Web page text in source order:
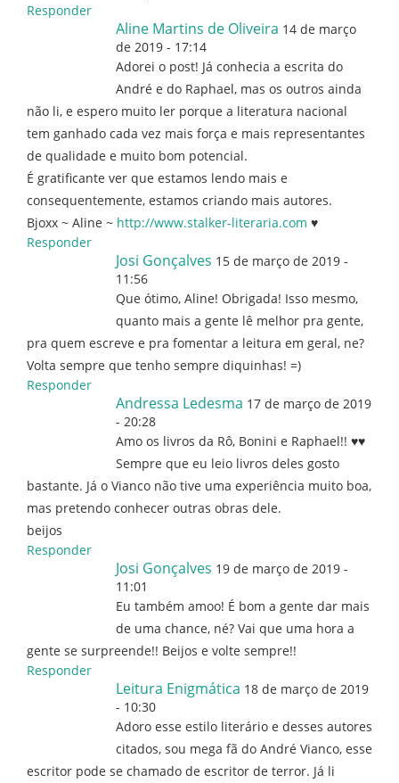
Responder
Aline Martins de Oliveira 14 de março
de 2019 - 17:14
Adorei o post! Já conhecia a escrita do
André e do Raphael, mas os outros ainda
não li, e espero muito ler porque a literatura nacional
tem ganhado cada vez mais força e mais representantes
de qualidade e muito bom potencial.
É gratificante ver que estamos lendo mais e
consequentemente, estamos criando mais autores.
Bjoxx ~ Aline ~ http://www.stalker-literaria.com ♥
Responder
Josi Gonçalves 15 de março de 2019 -
11:56
Que ótimo, Aline! Obrigada! Isso mesmo,
quanto mais a gente lê melhor pra gente,
pra quem escreve e pra fomentar a leitura em geral, ne?
Volta sempre que tenho sempre diquinhas! =)
Responder
Andressa Ledesma 17 de março de 2019
- 20:28
Amo os livros da Rô, Bonini e Raphael!! ♥♥
Sempre que eu leio livros deles gosto
bastante. Já o Vianco não tive uma experiência muito boa,
mas pretendo conhecer outras obras dele.
beijos
Responder
Josi Gonçalves 19 de março de 2019 -
11:01
Eu também amoo! É bom a gente dar mais
de uma chance, né? Vai que uma hora a
gente se surpreende!! Beijos e volte sempre!!
Responder
Leitura Enigmática 18 de março de 2019
- 10:30
Adoro esse estilo literário e desses autores
citados, sou mega fã do André Vianco, esse
escritor pode se chamado de escritor de terror. Já li